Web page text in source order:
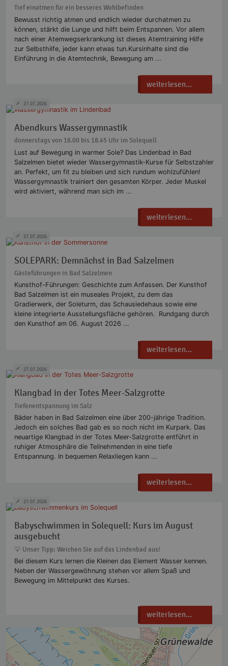
Tief einatmen für ein besseres Wohlbefinden
Bewusst richtig atmen und endlich wieder durchatmen zu
können, stärkt die Lunge und hilft beim Entspannen. Vor allem
nach einer Atemwegserkrankung ist dieses Atemtraining Hilfe
zur Selbsthilfe, jeder kann etwas tun.Kursinhalte sind die
Einführung in die Atemtechnik, Bewegung am ...
weiterlesen...
Abendkurs Wassergymnastik
donnerstags von 18.00 bis 18.45 Uhr im Solequell
Lust auf Bewegung in warmer Sole? Das Lindenbad in Bad
Salzelmen bietet wieder Wassergymnastik-Kurse für Selbstzahler
an. Perfekt, um fit zu bleiben und sich rundum wohlzufühlen!
Wassergymnastik trainiert den gesamten Körper. Jeder Muskel
wird aktiviert, während man sich im ...
weiterlesen...
27.07.2026
SOLEPARK: Demnächst in Bad Salzelmen
Gästeführungen in Bad Salzelmen
Kunsthof-Führungen: Geschichte zum Anfassen. Der Kunsthof
Bad Salzelmen ist ein museales Projekt, zu dem das
Gradierwerk, der Soleturm, das Schausiedehaus sowie eine
kleine integrierte Ausstellungsfläche gehören. Rundgang durch
den Kunsthof am 06. August 2026 ...
weiterlesen...
27.07.2026
Klangbad in der Totes Meer-Salzgrotte
Tiefenentspannung im Salz
Bäder haben in Bad Salzelmen eine über 200-jährige Tradition.
Jedoch ein solches Bad gab es so noch nicht im Kurpark. Das
neuartige Klangbad in der Totes Meer-Salzgrotte entführt in
ruhiger Atmosphäre die Teilnehmenden in eine tiefe
Entspannung. In bequemen Relaxliegen kann ...
weiterlesen...
27.07.2026
Babyschwimmen in Solequell: Kurs im August
ausgebucht
💡 Unser Tipp: Weichen Sie auf das Lindenbad aus!
Bei diesem Kurs lernen die Kleinen das Element Wasser kennen.
Neben der Wassergewöhnung stehen vor allem Spaß und
Bewegung im Mittelpunkt des Kurses.
weiterlesen...
27.07.2026